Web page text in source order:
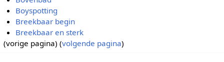
Boyspotting
Breekbaar begin
Breekbaar en sterk
(vorige pagina) (volgende pagina)